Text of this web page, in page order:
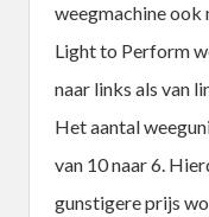
weegmachine
Light to Perform
naar links als van
Het aantal
van 10 naar 6.
gunstigere prijs